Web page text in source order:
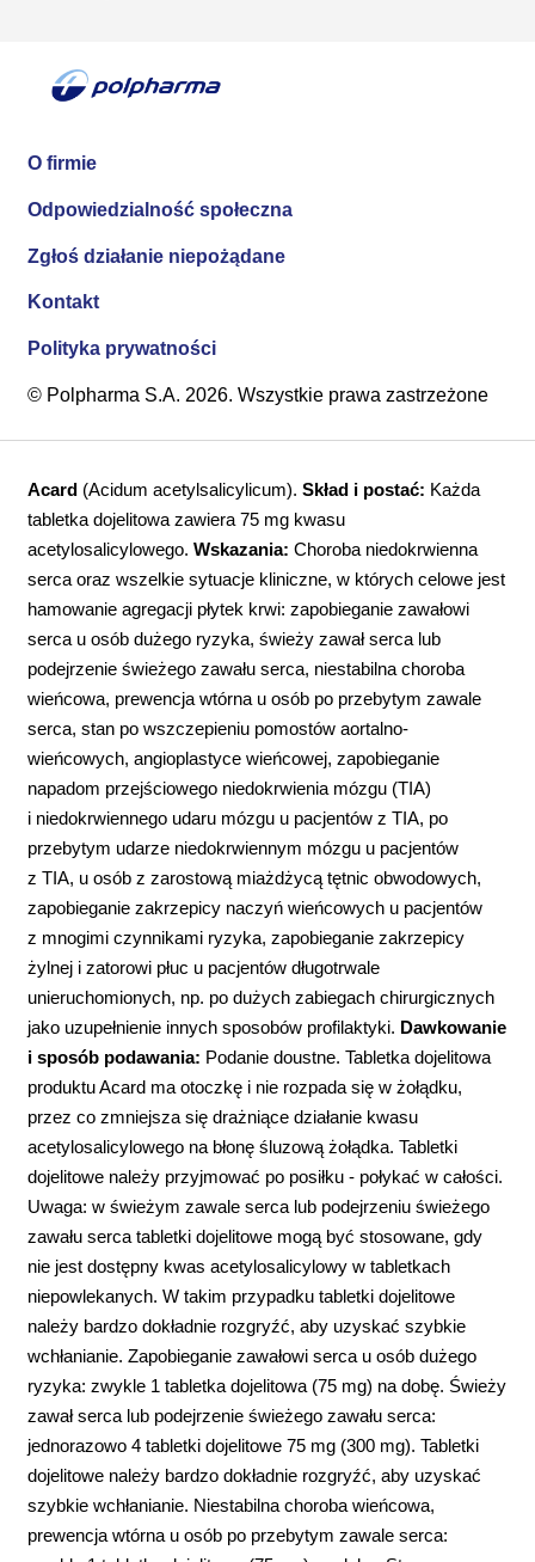
O firmie
Odpowiedzialność społeczna
Zgłoś działanie niepożądane
Kontakt
Polityka prywatności
© Polpharma S.A. 2026. Wszystkie prawa zastrzeżone
Acard (Acidum acetylsalicylicum).Skład i postać: Każda
tabletka dojelitowa zawiera 75 mg kwasu
acetylosalicylowego.Wskazania: Choroba niedokrwienna
serca oraz wszelkie sytuacje kliniczne, w których celowe jest
hamowanie agregacji płytek krwi: zapobieganie zawałowi
serca u osób dużego ryzyka, świeży zawał serca lub
podejrzenie świeżego zawału serca, niestabilna choroba
wieńcowa, prewencja wtórna u osób po przebytym zawale
serca, stan po wszczepieniu pomostów aortalno-
wieńcowych, angioplastyce wieńcowej, zapobieganie
napadom przejściowego niedokrwienia mózgu (TIA)
i niedokrwiennego udaru mózgu u pacjentów z TIA, po
przebytym udarze niedokrwiennym mózgu u pacjentów
z TIA, u osób z zarostową miażdżycą tętnic obwodowych,
zapobieganie zakrzepicy naczyń wieńcowych u pacjentów
z mnogimi czynnikami ryzyka, zapobieganie zakrzepicy
żylnej i zatorowi płuc u pacjentów długotrwale
unieruchomionych, np. po dużych zabiegach chirurgicznych
jako uzupełnienie innych sposobów profilaktyki. Dawkowanie
i sposób podawania: Podanie doustne. Tabletka dojelitowa
produktu Acard ma otoczkę i nie rozpada się w żołądku,
przez co zmniejsza się drażniące działanie kwasu
acetylosalicylowego na błonę śluzową żołądka. Tabletki
dojelitowe należy przyjmować po posiłku - połykać w całości.
Uwaga: w świeżym zawale serca lub podejrzeniu świeżego
zawału serca tabletki dojelitowe mogą być stosowane, gdy
nie jest dostępny kwas acetylosalicylowy w tabletkach
niepowlekanych. W takim przypadku tabletki dojelitowe
należy bardzo dokładnie rozgryźć, aby uzyskać szybkie
wchłanianie. Zapobieganie zawałowi serca u osób dużego
ryzyka: zwykle 1 tabletka dojelitowa (75 mg) na dobę. Świeży
zawał serca lub podejrzenie świeżego zawału serca:
jednorazowo 4 tabletki dojelitowe 75 mg (300 mg). Tabletki
dojelitowe należy bardzo dokładnie rozgryźć, aby uzyskać
szybkie wchłanianie. Niestabilna choroba wieńcowa,
prewencja wtórna u osób po przebytym zawale serca: